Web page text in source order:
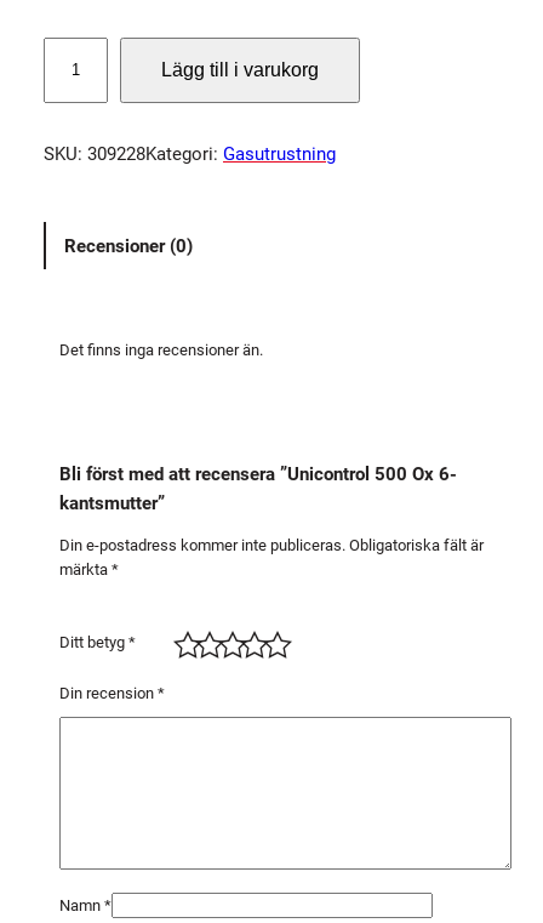
i
o
t
Lägg till i varukorg
SKU: 309228Kategori: Gasutrustning
Recensioner (0)
Det finns inga recensioner än.
Bli först med att recensera ”Unicontrol 500 Ox 6-
kantsmutter”
Din e-postadress kommer inte publiceras. Obligatoriska fält är
märkta *
Ditt betyg *
Din recension *
Namn *